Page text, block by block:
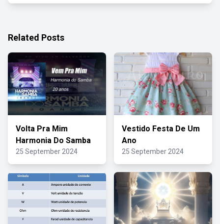
Related Posts
Volta Pra Mim
Harmonia Do Samba
25 September 2024
Vestido Festa De Um
Ano
25 September 2024